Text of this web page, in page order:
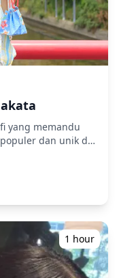
yang memandu
dan unik di
tinggi,
Anda,
3 hari sebelumnya.
berbahasa
Anda dapat
1 hour